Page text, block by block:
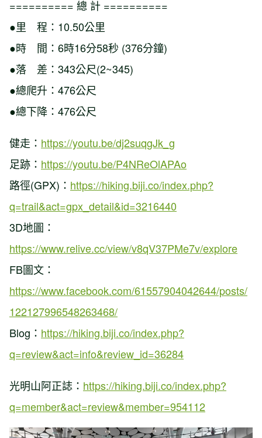
========== 總 計 ==========
●里 程：10.50公里
●時 間：6時16分58秒 (376分鐘)
●落 差：343公尺(2~345)
●總爬升：476公尺
●總下降：476公尺
健走： https://youtu.be/dj2suqgJk_g
足跡： https://youtu.be/P4NReOlAPAo
路徑(GPX)： https://hiking.biji.co/index.php?
q=trail&act=gpx_detail&id=3216440
3D地圖：
https://www.relive.cc/view/v8qV37PMe7v/explore
FB圖文：
https://www.facebook.com/61557904042644/posts/
122127996548263468/
Blog： https://hiking.biji.co/index.php?
q=review&act=info&review_id=36284
光明山阿正誌： https://hiking.biji.co/index.php?
q=member&act=review&member=954112